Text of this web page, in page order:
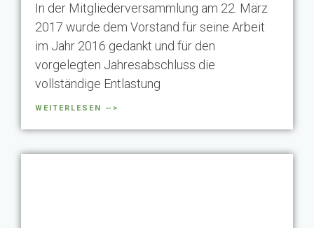
In der Mitgliederversammlung am 22. März
2017 wurde dem Vorstand für seine Arbeit
im Jahr 2016 gedankt und für den
vorgelegten Jahresabschluss die
vollständige Entlastung
WEITERLESEN —>